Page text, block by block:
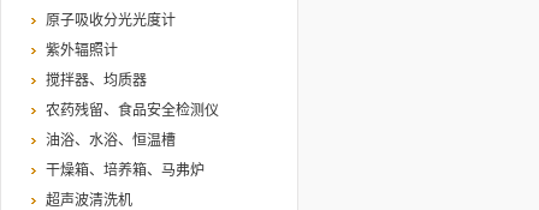
原子吸收分光光度计
紫外辐照计
搅拌器、均质器
农药残留、食品安全检测仪
油浴、水浴、恒温槽
干燥箱、培养箱、马弗炉
超声波清洗机